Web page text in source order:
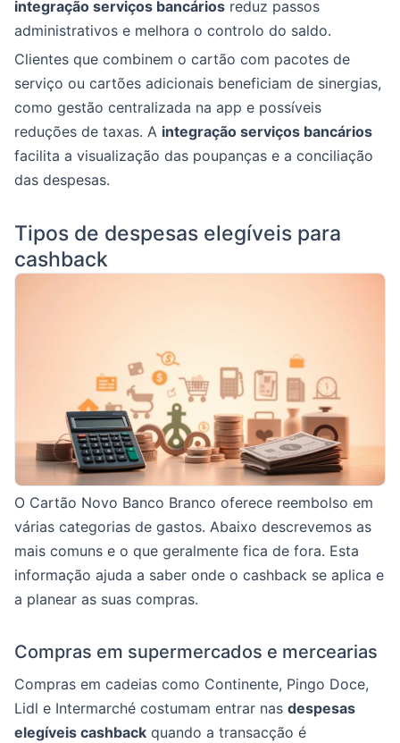
integração serviços bancários reduz passos
administrativos e melhora o controlo do saldo.
Clientes que combinem o cartão com pacotes de
serviço ou cartões adicionais beneficiam de sinergias,
como gestão centralizada na app e possíveis
reduções de taxas. A integração serviços bancários
facilita a visualização das poupanças e a conciliação
das despesas.
Tipos de despesas elegíveis para
cashback
O Cartão Novo Banco Branco oferece reembolso em
várias categorias de gastos. Abaixo descrevemos as
mais comuns e o que geralmente fica de fora. Esta
informação ajuda a saber onde o cashback se aplica e
a planear as suas compras.
Compras em supermercados e mercearias
Compras em cadeias como Continente, Pingo Doce,
Lidl e Intermarché costumam entrar nas despesas
elegíveis cashback quando a transacção é